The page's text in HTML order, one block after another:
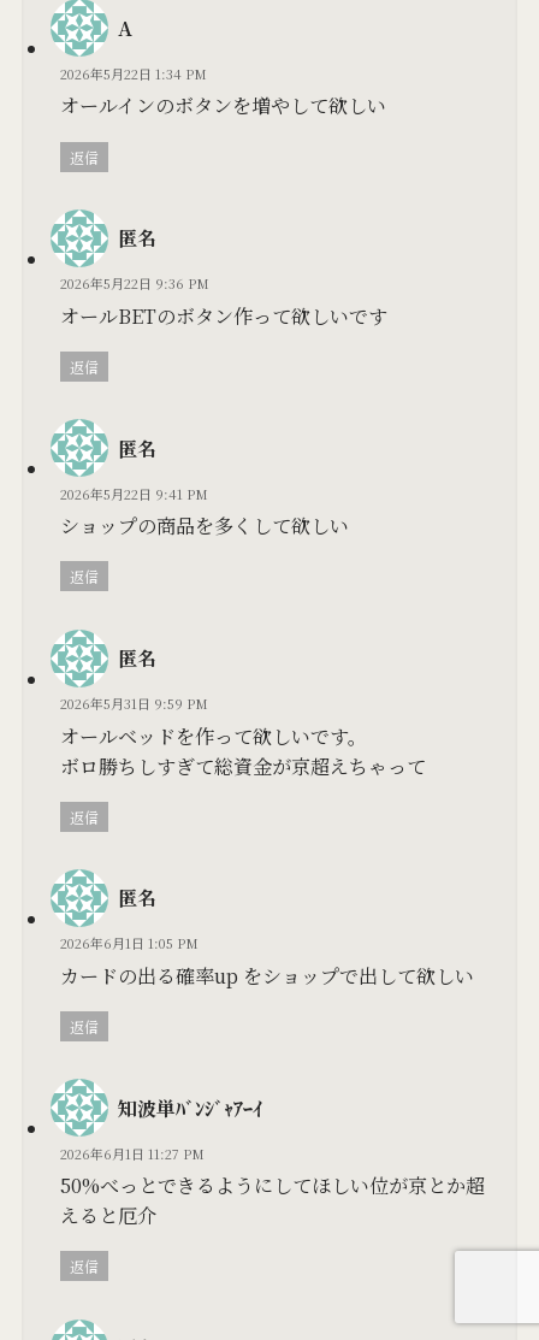
A
2026年5月22日 1:34 PM
オールインのボタンを増やして欲しい
返信
匿名
2026年5月22日 9:36 PM
オールBETのボタン作って欲しいです
返信
匿名
2026年5月22日 9:41 PM
ショップの商品を多くして欲しい
返信
匿名
2026年5月31日 9:59 PM
オールベッドを作って欲しいです。
ボロ勝ちしすぎて総資金が京超えちゃって
返信
匿名
2026年6月1日 1:05 PM
カードの出る確率up をショップで出して欲しい
返信
知波単ﾊﾞﾝｼﾞｬｱｰｲ
2026年6月1日 11:27 PM
50%べっとできるようにしてほしい位が京とか超
えると厄介
返信